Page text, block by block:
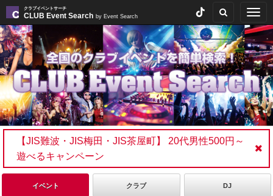
クラブイベントサーチ
CLUB Event Search by Event Search
【JIS難波・JIS梅田・JIS茶屋町】 20代男性500円～
遊べるキャンペーン
イベント クラブ DJ